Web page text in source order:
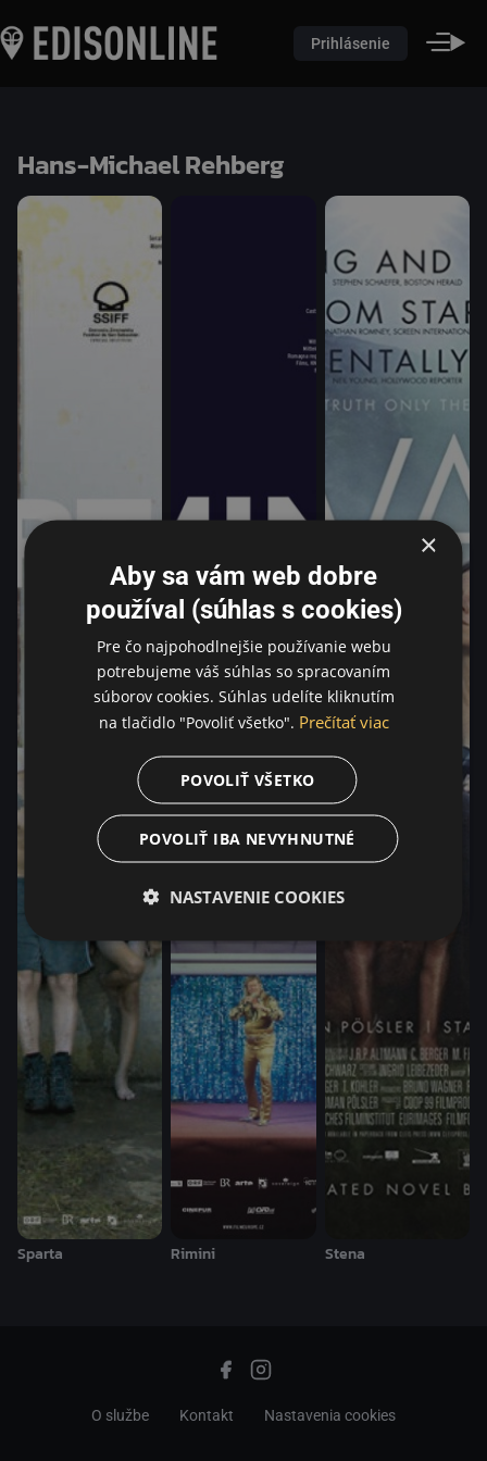
Prihlásenie
Hans-Michael Rehberg
Sparta Rimini Stena
O službe Kontakt Nastavenia cookies
×
Aby sa vám web dobre
používal (súhlas s cookies)
Pre čo najpohodlnejšie používanie webu
potrebujeme váš súhlas so spracovaním
súborov cookies. Súhlas udelíte kliknutím
na tlačidlo "Povoliť všetko". Prečítať viac
POVOLIŤ VŠETKO
POVOLIŤ IBA NEVYHNUTNÉ
NASTAVENIE COOKIES